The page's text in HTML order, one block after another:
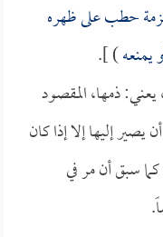
حطب على ظهره
يمنعه) ].
ذمها، المقصود
يصير إليها إلا إذا كان
سبق أن مر في